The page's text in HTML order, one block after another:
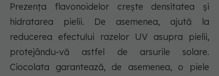
Prezența flavonoidelor crește densitatea și
hidratarea pielii. De asemenea, ajută la
reducerea efectului razelor UV asupra pielii,
protejându-vă astfel de arsurile solare.
Ciocolata garantează, de asemenea, o piele